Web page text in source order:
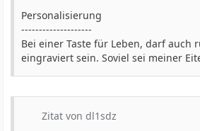
Personalisierung
--------------------
Bei einer Taste für Leben, darf auch
eingraviert sein. Soviel sei meiner
Zitat von dl1sdz